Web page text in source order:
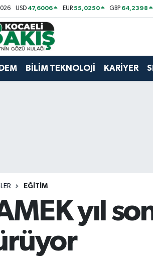
USD 47,6006 EUR55,0250 GBP 64,2398
BİLİM TEKNOLOJİ KARİYER
EĞİTİM
yıl
Eczaneler